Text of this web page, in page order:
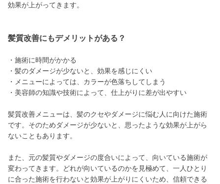
効果が上がってきます。
髪質改善にもデメリットがある？
・施術に時間がかかる
・髪のダメージが少ないと、効果を感じにくい
・メニューによっては、カラーが色落ちしてしまう
・美容師の知識や技術によって、仕上がりに差が出やすい
髪質改善メニューは、髪のクセやダメージに悩む人に向けた施術
です。そのためダメージが少ないと、思ったような効果が上がら
ないこともあります。
また、元の髪質やダメージの度合いによって、向いている施術が
変わってきます。どれが向いているのかを見極めて、一人ひとり
に合った施術を行わないと効果が上がりにくいため、信頼できる